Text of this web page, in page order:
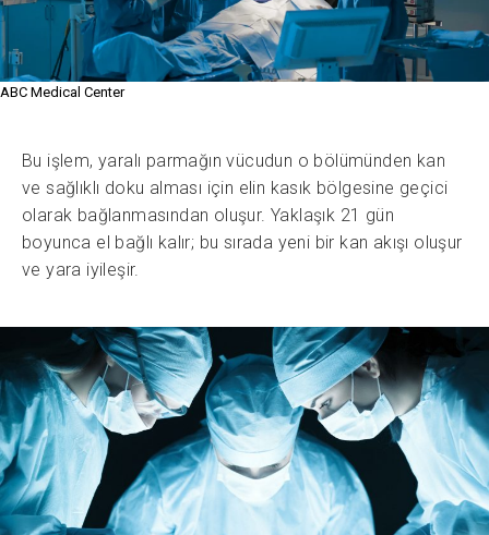
ABC Medical Center
Bu işlem, yaralı parmağın vücudun o bölümünden kan
ve sağlıklı doku alması için elin kasık bölgesine geçici
olarak bağlanmasından oluşur. Yaklaşık 21 gün
boyunca el bağlı kalır; bu sırada yeni bir kan akışı oluşur
ve yara iyileşir.